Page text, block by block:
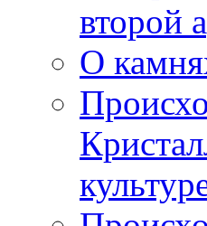
второй
О